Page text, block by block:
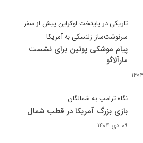
تاریکی در پایتخت اوکراین پیش از سفر
سرنوشت‌ساز زلنسکی به آمریکا
پیام موشکی پوتین برای نشست
مارآلاگو
نگاه ترامپ به شمالگان
بازی بزرگ آمریکا در قطب شمال
۰۹ دی ۱۴۰۴